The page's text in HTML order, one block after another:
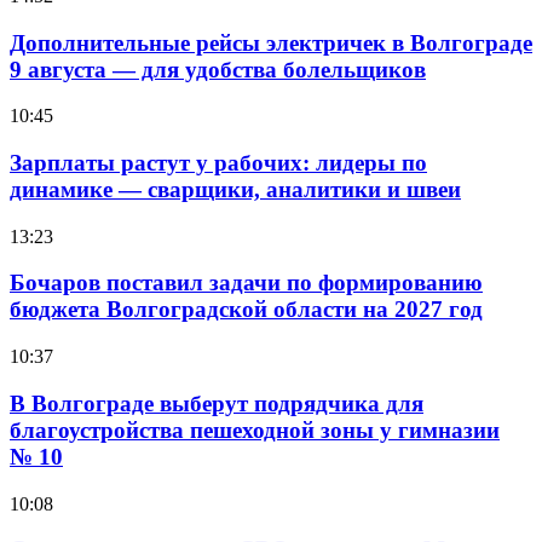
Дополнительные рейсы электричек в Волгограде
9 августа — для удобства болельщиков
10:45
Зарплаты растут у рабочих: лидеры по
динамике — сварщики, аналитики и швеи
13:23
Бочаров поставил задачи по формированию
бюджета Волгоградской области на 2027 год
10:37
В Волгограде выберут подрядчика для
благоустройства пешеходной зоны у гимназии
№ 10
10:08